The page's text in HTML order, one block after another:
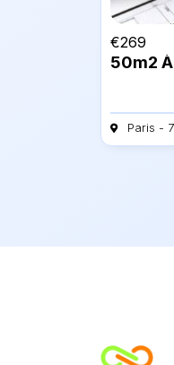
€269
50m2
Paris -